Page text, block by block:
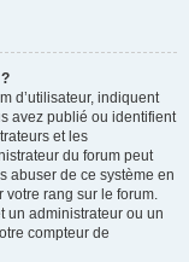
d’utilisateur, indiquent
avez publié ou identifient
et les
du forum peut
abuser de ce système en
votre rang sur le forum.
un administrateur ou un
compteur de